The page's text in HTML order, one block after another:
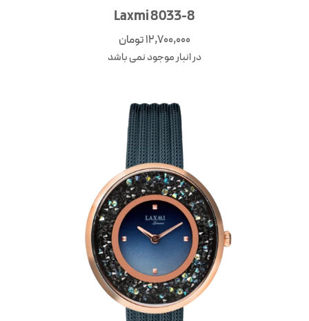
Laxmi 8033-8
12,700,000تومان
در انبار موجود نمی باشد